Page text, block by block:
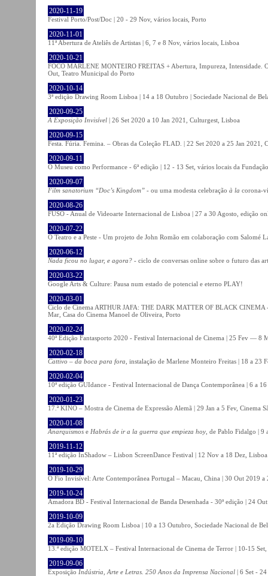
2020-11-19
Festival Porto/Post/Doc | 20 - 29 Nov, vários locais, Porto
2020-11-01
11ª Abertura de Ateliês de Artistas | 6, 7 e 8 Nov, vários locais, Lisboa
2020-10-21
FOCO MARLENE MONTEIRO FREITAS + Abertura, Impureza, Intensidade.
Out, Teatro Municipal do Porto
2020-10-14
3ª edição Drawing Room Lisboa | 14 a 18 Outubro | Sociedade Nacional de
2020-09-25
A Exposição Invisível | 26 Set 2020 a 10 Jan 2021, Culturgest, Lisboa
2020-09-15
Festa. Fúria. Femina. – Obras da Coleção FLAD. | 22 Set 2020 a 25 Jan
2020-09-11
O Museu como Performance - 6ª edição | 12 - 13 Set, vários locais da
2020-09-07
Film sanatorium “Doc’s Kingdom” - ou uma modesta celebração à la corona-
2020-08-26
FUSO - Anual de Videoarte Internacional de Lisboa | 27 a 30 Agosto, edição
2020-07-22
O Teatro e a Peste - Um projeto de John Romão em colaboração com Salomé
2020-06-12
Nada ficou no lugar, e agora? - ciclo de conversas online sobre o futuro das
2020-03-22
Google Arts & Culture: Pausa num estado de potencial e eterno PLAY!
2020-03-01
Ciclo de Cinema ARTHUR JAFA: THE DARK MATTER OF BLACK
Mar, Casa do Cinema Manoel de Oliveira, Porto
2020-02-24
40ª Edição Fantasporto 2020 - Festival Internacional de Cinema | 25 Fev — 8
2020-02-18
Cattivo – da boca para fora , instalação de Marlene Monteiro Freitas | 18 a
2020-02-04
10ª edição GUIdance - Festival Internacional de Dança Contemporânea | 6 a
2020-01-23
17.ª KINO – Mostra de Cinema de Expressão Alemã | 29 Jan a 5 Fev, Cinema
2020-01-08
Anarquismos e Habrás de ir a la guerra que empieza hoy , de Pablo Fidalgo |
2019-11-12
11ª edição InShadow – Lisbon ScreenDance Festival | 12 Nov a 18 Dez, Lisboa
2019-10-29
O Fio Invisível: Arte Contemporânea Portugal – Macau, China | 30 Out 2019
2019-10-24
Amadora BD - Festival Internacional de Banda Desenhada - 30ª edição | 24
2019-10-09
2a Edição Drawing Room Lisboa | 10 a 13 Outubro, Sociedade Nacional de
2019-09-10
13.ª edição MOTELX – Festival Internacional de Cinema de Terror | 10-15
2019-09-06
Exposição Indústria, Arte e Letras. 250 Anos da Imprensa Nacional | 6 Set -